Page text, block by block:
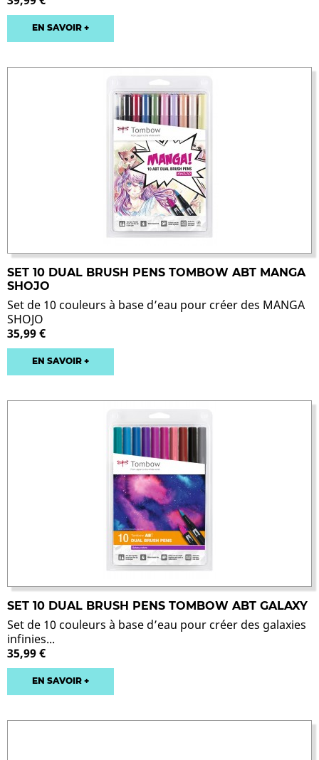
EN SAVOIR +
SET 10 DUAL BRUSH PENS TOMBOW ABT MANGA
SHOJO
Set de 10 couleurs à base d’eau pour créer des MANGA
SHOJO
35,99 €
EN SAVOIR +
SET 10 DUAL BRUSH PENS TOMBOW ABT GALAXY
Set de 10 couleurs à base d’eau pour créer des galaxies
infinies...
35,99 €
EN SAVOIR +